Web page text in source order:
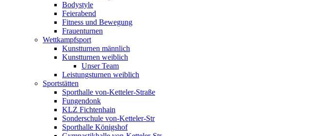
Bodystyle
Feierabend
Fitness und Bewegung
Frauenturnen
Wettkampfsport
Kunstturnen männlich
Kunstturnen weiblich
Unser Team
Leistungsturnen weiblich
Sportstätten
Sporthalle von-Ketteler-Straße
Fungendonk
KLZ Fichtenhain
Sonderschule von-Ketteler-Str
Sporthalle Königshof